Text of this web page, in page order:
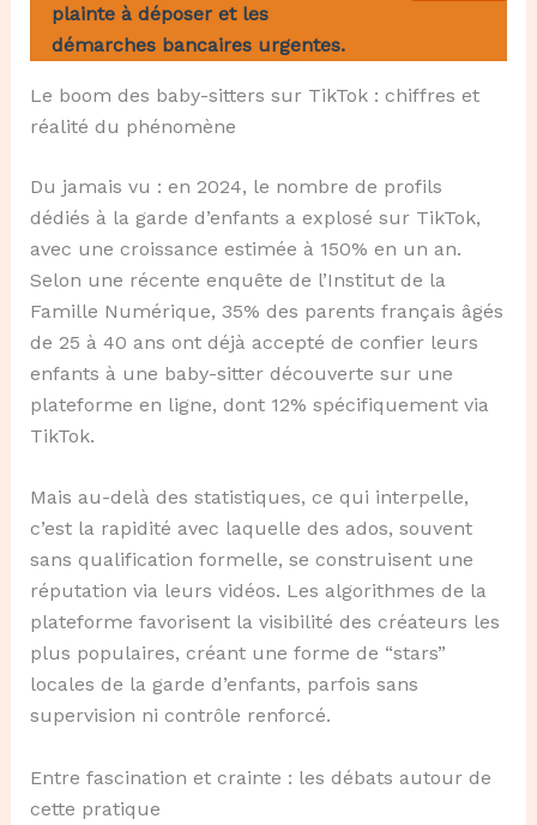
plainte à déposer et les
démarches bancaires urgentes.
Le boom des baby-sitters sur TikTok : chiffres et
réalité du phénomène
Du jamais vu : en 2024, le nombre de profils
dédiés à la garde d’enfants a explosé sur TikTok,
avec une croissance estimée à 150% en un an.
Selon une récente enquête de l’Institut de la
Famille Numérique, 35% des parents français âgés
de 25 à 40 ans ont déjà accepté de confier leurs
enfants à une baby-sitter découverte sur une
plateforme en ligne, dont 12% spécifiquement via
TikTok.
Mais au-delà des statistiques, ce qui interpelle,
c’est la rapidité avec laquelle des ados, souvent
sans qualification formelle, se construisent une
réputation via leurs vidéos. Les algorithmes de la
plateforme favorisent la visibilité des créateurs les
plus populaires, créant une forme de “stars”
locales de la garde d’enfants, parfois sans
supervision ni contrôle renforcé.
Entre fascination et crainte : les débats autour de
cette pratique